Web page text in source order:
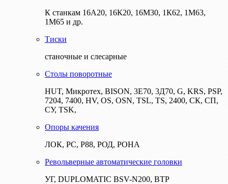
К станкам 16А20, 16К20, 16М30, 1К62, 1М63,
1М65 и др.
Тиски
станочные и слесарные
Столы поворотные
HUT, Микротех, BISON, 3Е70, 3Д70, G, KRS, PSP,
7204, 7400, HV, OS, OSN, TSL, TS, 2400, СК, СП,
СУ, TSK,
Опоры качения
ЛОК, РС, Р88, РОД, РОНА
Револьверные автоматические головки
УГ, DUPLOMATIC BSV-N200, ВТР